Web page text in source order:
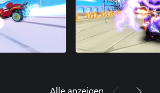
Alle anzeigen